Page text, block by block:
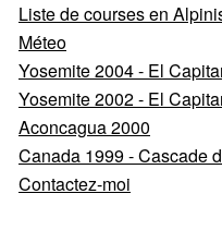
Liste de courses en
Méteo
Yosemite 2004 - El
Yosemite 2002 - El
Aconcagua 2000
Canada 1999 - Cascade
Contactez-moi